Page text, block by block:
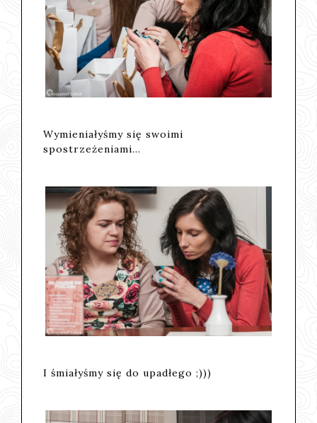
Wymieniałyśmy się swoimi
spostrzeżeniami...
I śmiałyśmy się do upadłego ;)))